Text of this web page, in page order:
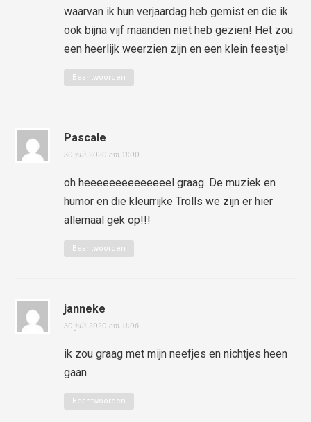
waarvan ik hun verjaardag heb gemist en die ik
ook bijna vijf maanden niet heb gezien! Het zou
een heerlijk weerzien zijn en een klein feestje!
Beantwoorden
Pascale
30 juli 2020 om 11:00
oh heeeeeeeeeeeeeel graag. De muziek en
humor en die kleurrijke Trolls we zijn er hier
allemaal gek op!!!
Beantwoorden
janneke
30 juli 2020 om 11:06
ik zou graag met mijn neefjes en nichtjes heen
gaan
Beantwoorden